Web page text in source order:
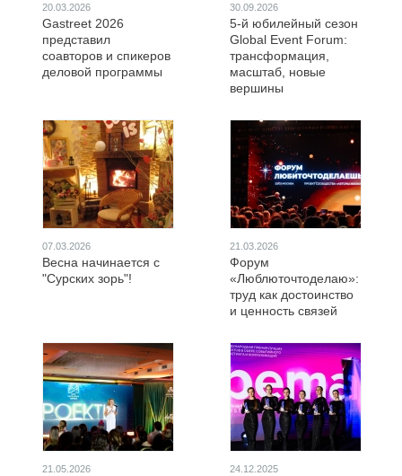
20.03.2026
Gastreet 2026
представил
соавторов и спикеров
деловой программы
30.09.2026
5-й юбилейный сезон
Global Event Forum:
трансформация,
масштаб, новые
вершины
07.03.2026
Весна начинается с
"Сурских зорь"!
21.03.2026
Форум
«Люблюточтоделаю»:
труд как достоинство
и ценность связей
21.05.2026 24.12.2025